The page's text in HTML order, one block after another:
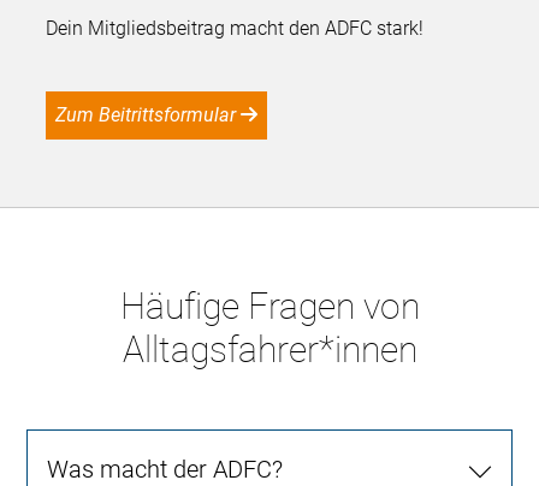
Dein Mitgliedsbeitrag macht den ADFC stark!
Zum Beitrittsformular
Häufige Fragen von
Alltagsfahrer*innen
Was macht der ADFC?